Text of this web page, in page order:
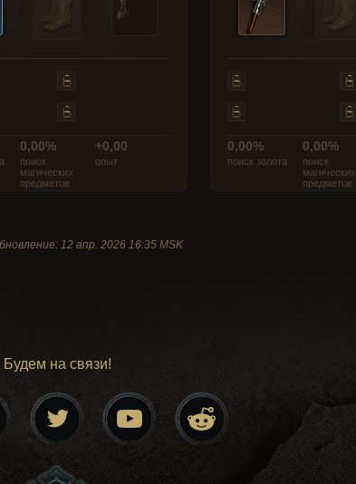
0,00%
поиск
магических
предметов
+0,00
опыт
0,00%
поиск золота
0,00%
поиск
магических
предметов
12 апр. 2026 16:35 MSK
Будем на связи!